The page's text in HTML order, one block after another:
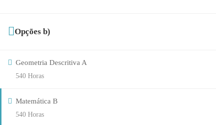
Opções b)
Geometria Descritiva A
540 Horas
Matemática B
540 Horas